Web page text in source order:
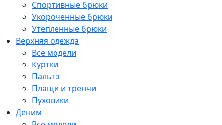
Спортивные брюки
Укороченные брюки
Утепленные брюки
Верхняя одежда
Все модели
Куртки
Пальто
Плащи и тренчи
Пуховики
Деним